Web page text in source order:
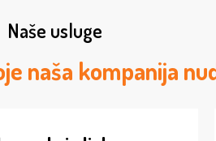
Naše usluge
naša kompanija